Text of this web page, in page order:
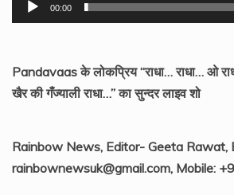
00:00
Pandavaas के लोकप्रिय “राधा… राधा… ओ
खैर की गँज्याली राधा…” का सुन्दर लाइव शो
Rainbow News, Editor- Geeta Rawat,
rainbownewsuk@gmail.com, Mobile: